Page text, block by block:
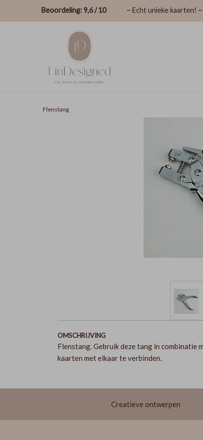
Beoordeling: 9,6 / 10 ~ Echt unieke kaarten! ~
Flenstang
OMSCHRIJVING
Flenstang. Gebruik deze tang in combinatie
kaarten met elkaar te verbinden.
Creatieve ontwerpen